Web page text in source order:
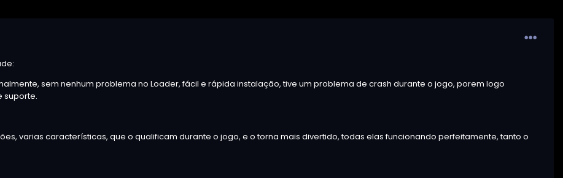
sem nenhum problema no Loader, fácil e rápida instalação, tive um problema de crash durante o jogo, porem logo
suporte.
varias características, que o qualificam durante o jogo, e o torna mais divertido, todas elas funcionando perfeitamente, tanto o